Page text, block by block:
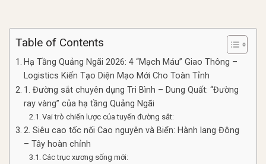
Table of Contents
Hạ Tầng Quảng Ngãi 2026: 4 “Mạch Máu” Giao Thông –
Logistics Kiến Tạo Diện Mạo Mới Cho Toàn Tỉnh
1. Đường sắt chuyên dụng Tri Bình – Dung Quất: “Đường
ray vàng” của hạ tầng Quảng Ngãi
Vai trò chiến lược của tuyến đường sắt:
2. Siêu cao tốc nối Cao nguyên và Biển: Hành lang Đông
– Tây hoàn chỉnh
Các trục xương sống mới: